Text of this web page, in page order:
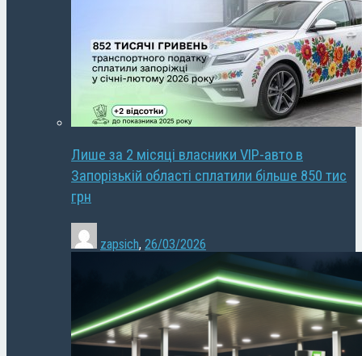
Лише за 2 місяці власники VIP-авто в
Запорізькій області сплатили більше 850 тис
грн
zapsich, 26/03/2026